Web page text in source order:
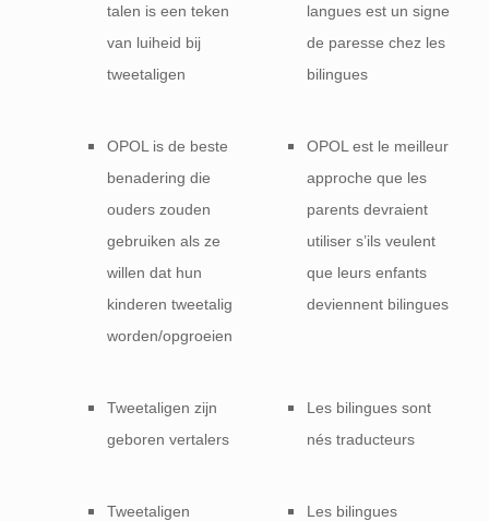
talen is een teken
van luiheid bij
tweetaligen
langues est un signe
de paresse chez les
bilingues
OPOL is de beste
benadering die
ouders zouden
gebruiken als ze
willen dat hun
kinderen tweetalig
worden/opgroeien
OPOL est le meilleur
approche que les
parents devraient
utiliser s’ils veulent
que leurs enfants
deviennent bilingues
Tweetaligen zijn
geboren vertalers
Les bilingues sont
nés traducteurs
Tweetaligen
Les bilingues